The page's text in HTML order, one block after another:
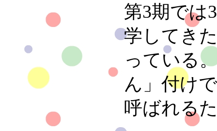
第3期では
学してき
っている
ん」付け
呼ばれる